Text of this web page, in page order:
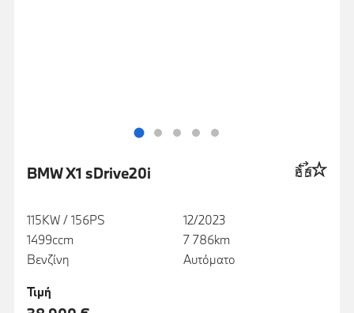
BMW X1 sDrive20i
115KW / 156PS
1499ccm
Βενζίνη
12/2023
7 786km
Αυτόματο
Τιμή